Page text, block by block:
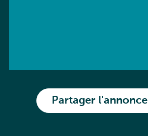
Partager l'annonce